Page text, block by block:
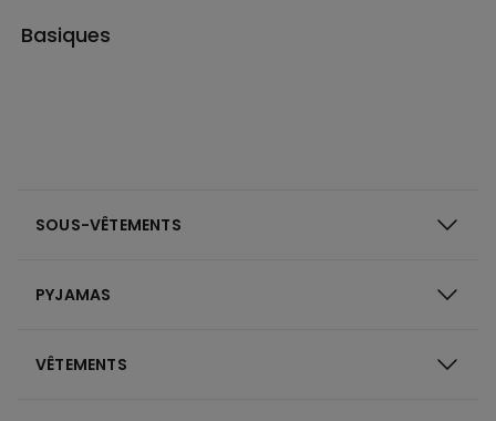
Basiques
SOUS-VÊTEMENTS
PYJAMAS
VÊTEMENTS